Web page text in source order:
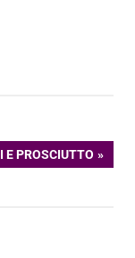
E PROSCIUTTO